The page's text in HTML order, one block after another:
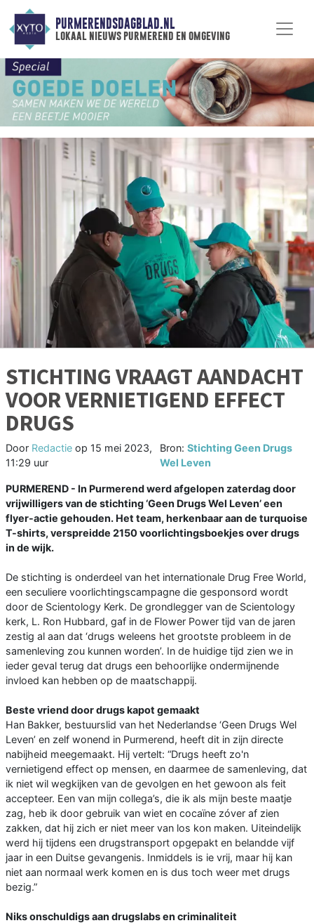
PURMERENDSDAGBLAD.NL
lokaal nieuws purmerend en omgeving
STICHTING VRAAGT AANDACHT
VOOR VERNIETIGEND EFFECT
DRUGS
Door Redactie op 15 mei 2023,
11:29 uur
Bron: Stichting Geen Drugs
Wel Leven
PURMEREND - In Purmerend werd afgelopen zaterdag door
vrijwilligers van de stichting ‘Geen Drugs Wel Leven’ een
flyer-actie gehouden. Het team, herkenbaar aan de turquoise
T-shirts, verspreidde 2150 voorlichtingsboekjes over drugs
in de wijk.
De stichting is onderdeel van het internationale Drug Free World,
een seculiere voorlichtingscampagne die gesponsord wordt
door de Scientology Kerk. De grondlegger van de Scientology
kerk, L. Ron Hubbard, gaf in de Flower Power tijd van de jaren
zestig al aan dat ‘drugs weleens het grootste probleem in de
samenleving zou kunnen worden’. In de huidige tijd zien we in
ieder geval terug dat drugs een behoorlijke ondermijnende
invloed kan hebben op de maatschappij.
Beste vriend door drugs kapot gemaakt
Han Bakker, bestuurslid van het Nederlandse ‘Geen Drugs Wel
Leven’ en zelf wonend in Purmerend, heeft dit in zijn directe
nabijheid meegemaakt. Hij vertelt: “Drugs heeft zo'n
vernietigend effect op mensen, en daarmee de samenleving, dat
ik niet wil wegkijken van de gevolgen en het gewoon als feit
accepteer. Een van mijn collega’s, die ik als mijn beste maatje
zag, heb ik door gebruik van wiet en cocaïne zóver af zien
zakken, dat hij zich er niet meer van los kon maken. Uiteindelijk
werd hij tijdens een drugstransport opgepakt en belandde vijf
jaar in een Duitse gevangenis. Inmiddels is ie vrij, maar hij kan
niet aan normaal werk komen en is dus toch weer met drugs
bezig.”
Niks onschuldigs aan drugslabs en criminaliteit